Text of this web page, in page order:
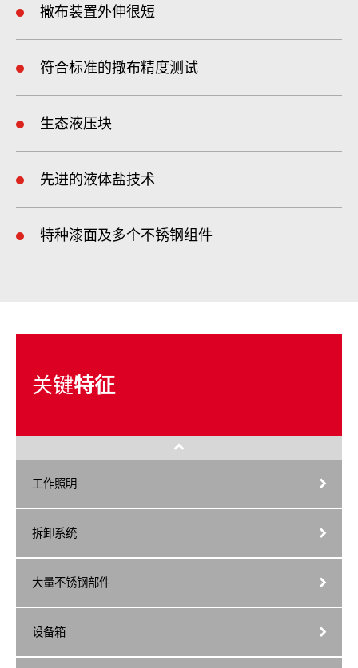
撒布装置外伸很短
符合标准的撒布精度测试
生态液压块
先进的液体盐技术
特种漆面及多个不锈钢组件
关键特征
工作照明
拆卸系统
大量不锈钢部件
设备箱